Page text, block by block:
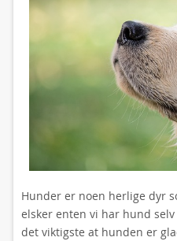
Hunder er noen herlige dyr
elsker enten vi har hund
det viktigste at hunden er